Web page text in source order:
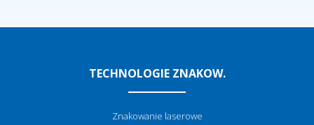
TECHNOLOGIE ZNAKOW.
Znakowanie laserowe